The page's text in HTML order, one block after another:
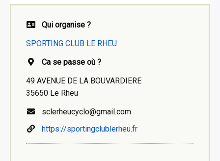
Qui organise ?
SPORTING CLUB LE RHEU
Ca se passe où ?
49 AVENUE DE LA BOUVARDIERE
35650 Le Rheu
sclerheucyclo@gmail.com
https://sportingclublerheu.fr